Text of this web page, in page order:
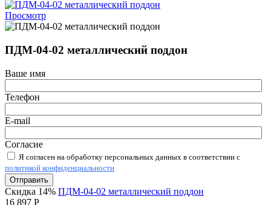
Просмотр
ПДМ-04-02 металлический поддон
Ваше имя
Телефон
E-mail
Согласие
Я согласен на обработку персональных данных в соответствии с
политикой конфиденциальности
Отправить
Скидка 14% ПДМ-04-02 металлический поддон
16 897 Р